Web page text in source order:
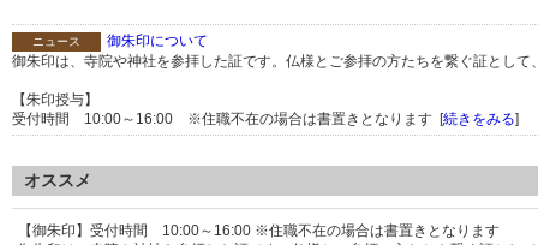
ニュース
御朱印について
御朱印は、寺院や神社を参拝した証です。仏様とご参拝の方たちを繋ぐ証とし
【朱印授与】
受付時間 10:00～16:00 ※住職不在の場合は書置きとなります [続きをみる]
オススメ
【御朱印】受付時間 10:00～16:00 ※住職不在の場合は書置きとなります